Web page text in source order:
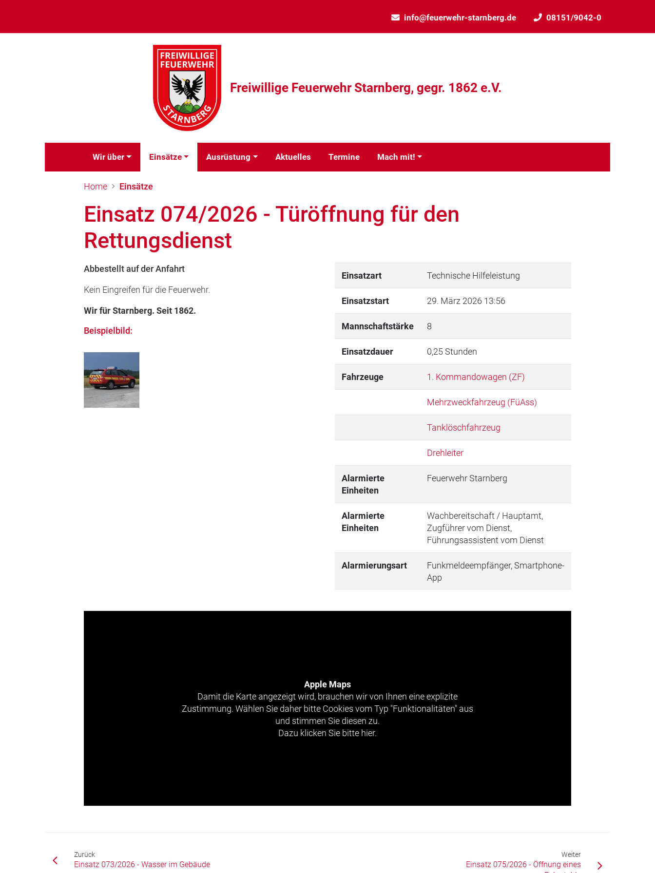
info@feuerwehr-starnberg.de 08151/9042-0
Freiwillige Feuerwehr Starnberg, gegr. 1862 e.V.
Wir über Einsätze Ausrüstung Aktuelles Termine Mach mit!
Home Einsätze
Einsatz 074/2026 - Türöffnung für den
Rettungsdienst
Abbestellt auf der Anfahrt
Kein Eingreifen für die Feuerwehr.
Wir für Starnberg. Seit 1862.
Beispielbild:
Einsatzart Technische Hilfeleistung
Einsatzstart 29. März 2026 13:56
Mannschaftstärke 8
Einsatzdauer 0,25 Stunden
Fahrzeuge 1. Kommandowagen (ZF)
Mehrzweckfahrzeug (FüAss)
Tanklöschfahrzeug
Drehleiter
Alarmierte
Einheiten
Feuerwehr Starnberg
Alarmierte
Einheiten
Wachbereitschaft / Hauptamt,
Zugführer vom Dienst,
Führungsassistent vom Dienst
Alarmierungsart
Funkmeldeempfänger, Smartphone-
App
Apple Maps
Damit die Karte angezeigt wird, brauchen wir von Ihnen eine explizite
Zustimmung. Wählen Sie daher bitte Cookies vom Typ "Funktionalitäten" aus
und stimmen Sie diesen zu.
Dazu klicken Sie bitte hier.
Zurück
Einsatz 073/2026 - Wasser im Gebäude
Weiter
Einsatz 075/2026 - Öffnung eines